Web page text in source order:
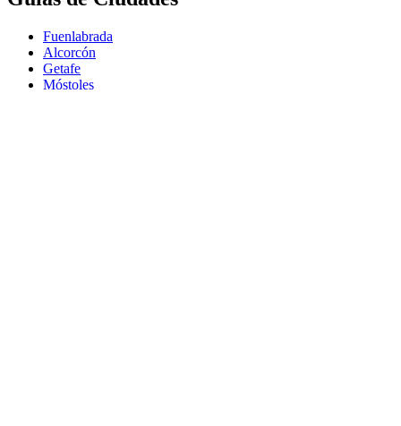
Fuenlabrada
Alcorcón
Getafe
Móstoles